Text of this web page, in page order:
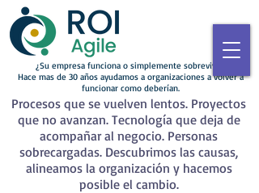
¿Su empresa funciona o simplemente sobrevive?
Hace mas de 30 años ayudamos a organizaciones a volver a
funcionar como deberían.
Procesos que se vuelven lentos. Proyectos
que no avanzan. Tecnología que deja de
acompañar al negocio. Personas
sobrecargadas. Descubrimos las causas,
alineamos la organización y hacemos
posible el cambio.